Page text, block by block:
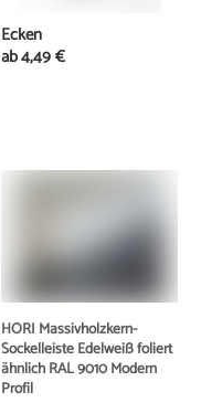
HORI Massivholzkern-
Sockelleiste Edelweiß foliert
ähnlich RAL 9010 Modern
Profil
Ecken
ab4,49 €